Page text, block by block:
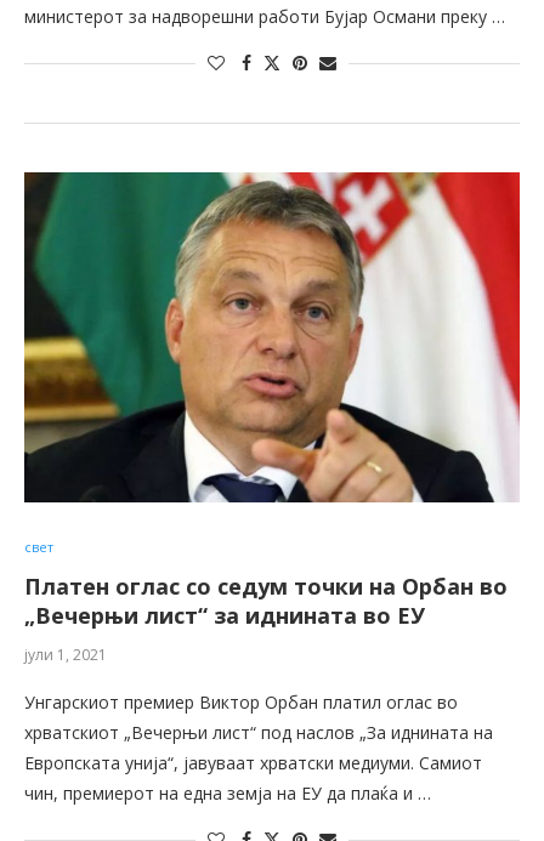
министерот за надворешни работи Бујар Османи преку …
свет
Платен оглас со седум точки на Орбан во
„Вечерњи лист“ за иднината во ЕУ
јули 1, 2021
Унгарскиот премиер Виктор Орбан платил оглас во
хрватскиот „Вечерњи лист“ под наслов „За иднината на
Европската унија“, јавуваат хрватски медиуми. Самиот
чин, премиерот на една земја на ЕУ да плаќа и …